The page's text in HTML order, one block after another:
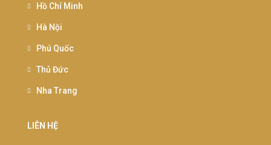
Hồ Chí Minh
Hà Nội
Phú Quốc
Thủ Đức
Nha Trang
LIÊN HỆ